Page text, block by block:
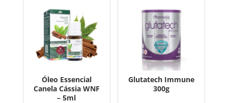
Óleo Essencial
Canela Cássia WNF
– 5ml
Glutatech Immune
300g